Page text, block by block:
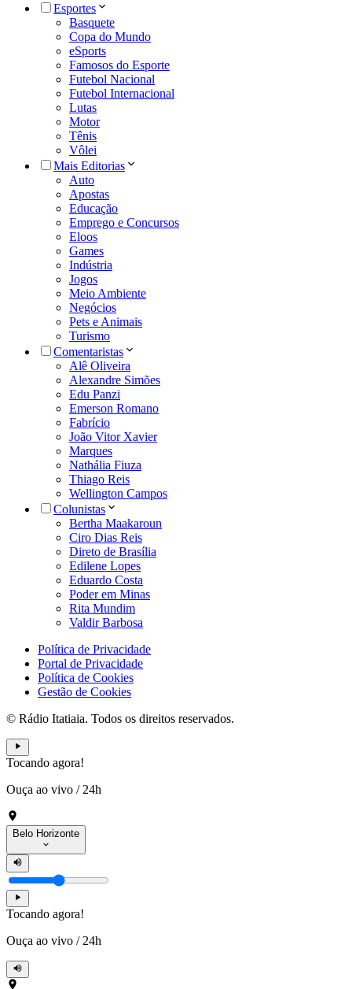
Esportes
Basquete
Copa do Mundo
eSports
Famosos do Esporte
Futebol Nacional
Futebol Internacional
Lutas
Motor
Tênis
Vôlei
Mais Editorias
Auto
Apostas
Educação
Emprego e Concursos
Eloos
Games
Indústria
Jogos
Meio Ambiente
Negócios
Pets e Animais
Turismo
Comentaristas
Alê Oliveira
Alexandre Simões
Edu Panzi
Emerson Romano
Fabrício
João Vitor Xavier
Marques
Nathália Fiuza
Thiago Reis
Wellington Campos
Colunistas
Bertha Maakaroun
Ciro Dias Reis
Direto de Brasília
Edilene Lopes
Eduardo Costa
Poder em Minas
Rita Mundim
Valdir Barbosa
Política de Privacidade
Portal de Privacidade
Política de Cookies
Gestão de Cookies
© Rádio Itatiaia. Todos os direitos reservados.
Tocando agora!
Ouça ao vivo / 24h
Belo Horizonte
Tocando agora!
Ouça ao vivo / 24h